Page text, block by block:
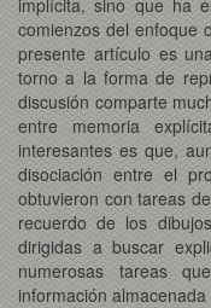
comienzos del enfoque
presente artículo es
torno a la forma de
discusión comparte
entre memoria
interesantes es que,
disociación entre el
obtuvieron con tareas
recuerdo de los
dirigidas a buscar
numerosas tareas
información